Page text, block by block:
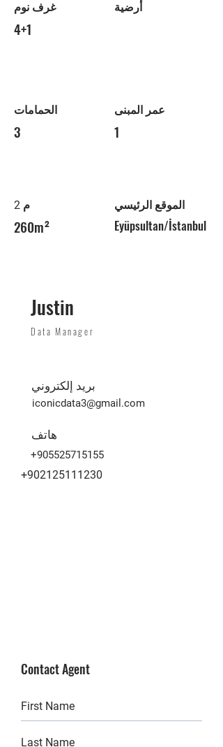
غرف نوم
4+1
الحمامات
3
م 2
260m²
أرضية
عمر المبنى
1
الموقع الرئيسي
Eyüpsultan/İstanbul
Justin
Data Manager
بريد إلكتروني
iconicdata3@gmail.com
هاتف
+905525715155
+902125111230
Contact Agent